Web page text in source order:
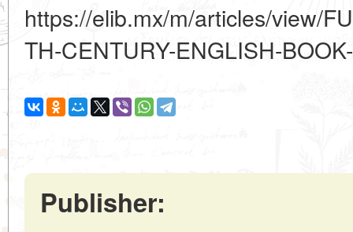
https://elib.mx/m/articles/view/
TH-CENTURY-ENGLISH-
Publisher: